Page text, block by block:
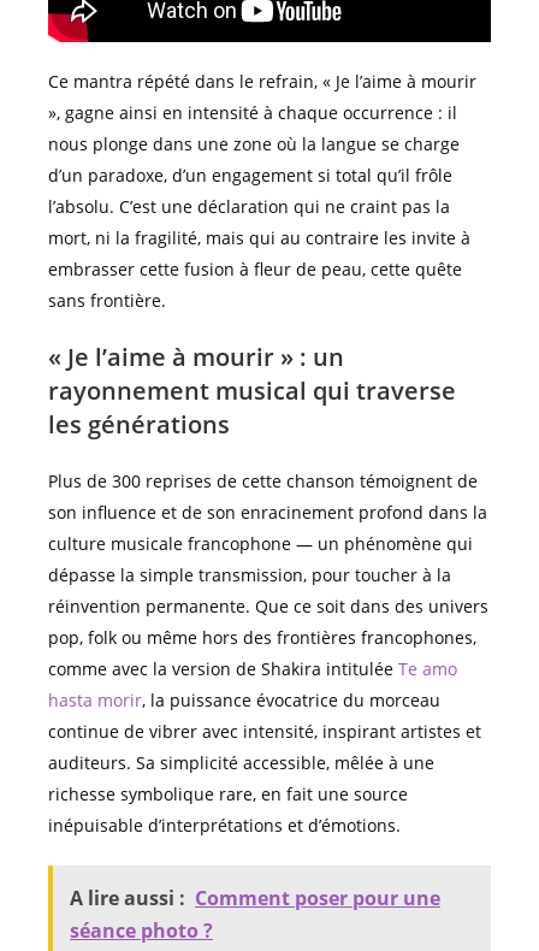
Ce mantra répété dans le refrain, « Je l’aime à mourir
», gagne ainsi en intensité à chaque occurrence : il
nous plonge dans une zone où la langue se charge
d’un paradoxe, d’un engagement si total qu’il frôle
l’absolu. C’est une déclaration qui ne craint pas la
mort, ni la fragilité, mais qui au contraire les invite à
embrasser cette fusion à fleur de peau, cette quête
sans frontière.
« Je l’aime à mourir » : un
rayonnement musical qui traverse
les générations
Plus de 300 reprises de cette chanson témoignent de
son influence et de son enracinement profond dans la
culture musicale francophone — un phénomène qui
dépasse la simple transmission, pour toucher à la
réinvention permanente. Que ce soit dans des univers
pop, folk ou même hors des frontières francophones,
comme avec la version de Shakira intitulée Te amo
hasta morir, la puissance évocatrice du morceau
continue de vibrer avec intensité, inspirant artistes et
auditeurs. Sa simplicité accessible, mêlée à une
richesse symbolique rare, en fait une source
inépuisable d’interprétations et d’émotions.
A lire aussi : Comment poser pour une
séance photo ?